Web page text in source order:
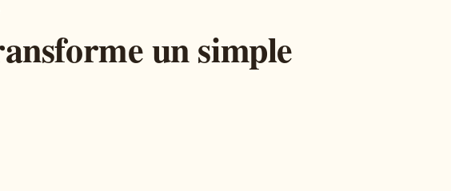
un simple